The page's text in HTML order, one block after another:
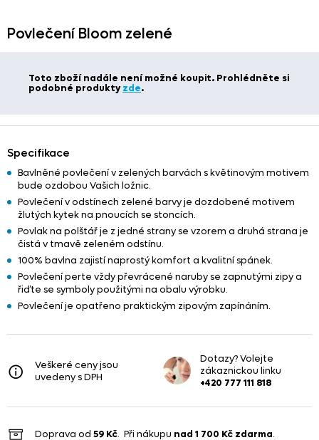
Povlečení Bloom zelené
Toto zboží nadále není možné koupit. Prohlédněte si
podobné produktyzde.
Specifikace
Bavlněné povlečení v zelených barvách s květinovým motivem
bude ozdobou Vašich ložnic.
Povlečení v odstínech zelené barvy je dozdobené motivem
žlutých kytek na pnoucích se stoncích.
Povlak na polštář je z jedné strany se vzorem a druhá strana je
čistá v tmavě zeleném odstínu.
100% bavlna zajistí naprostý komfort a kvalitní spánek.
Povlečení perte vždy převrácené naruby se zapnutými zipy a
řiďte se symboly použitými na obalu výrobku.
Povlečení je opatřeno praktickým zipovým zapínáním.
Veškeré ceny jsou
uvedeny s DPH
Dotazy? Volejte
zákaznickou linku
+420 777 111 818
Doprava od 59 Kč. Při nákupu nad 1 700 Kč zdarma.